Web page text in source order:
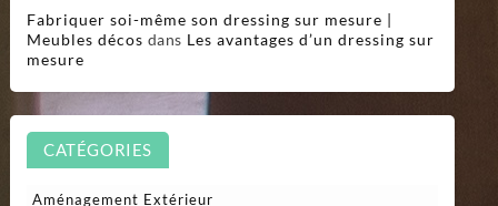
Fabriquer soi-même son dressing sur mesure |
Meubles décos dans Les avantages d’un dressing sur
mesure
CATÉGORIES
Aménagement Extérieur